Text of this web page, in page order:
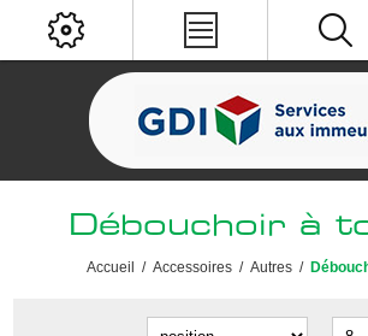
Débouchoir à
Accueil / Accessoires / Autres /